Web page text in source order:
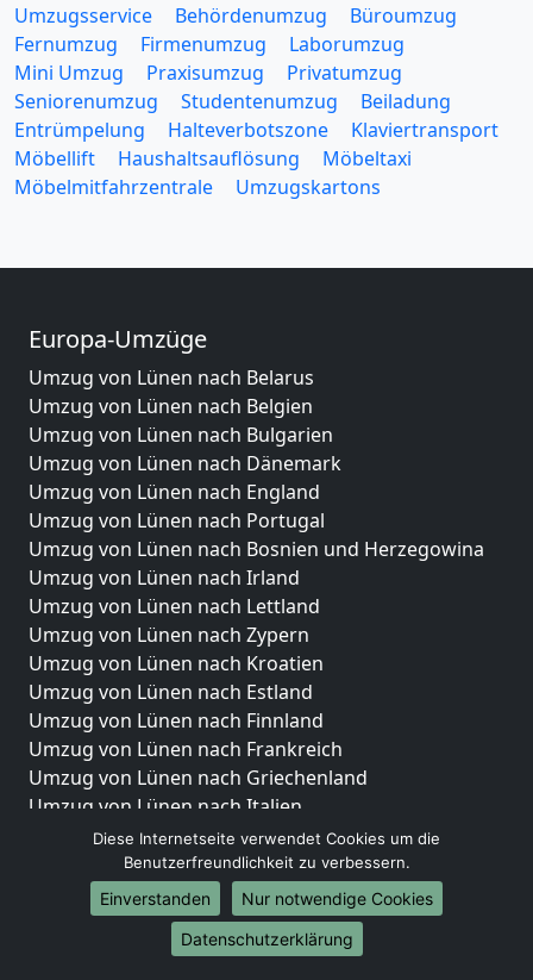
Umzugsservice Behördenumzug
Büroumzug
Fernumzug
Firmenumzug
Laborumzug
Mini Umzug
Praxisumzug
Privatumzug
Seniorenumzug
Studentenumzug
Beiladung
Entrümpelung
Halteverbotszone
Klaviertransport
Möbellift
Haushaltsauflösung
Möbeltaxi
Möbelmitfahrzentrale
Umzugskartons
Europa-Umzüge
Umzug von Lünen nach Belarus
Umzug von Lünen nach Belgien
Umzug von Lünen nach Bulgarien
Umzug von Lünen nach Dänemark
Umzug von Lünen nach England
Umzug von Lünen nach Portugal
Umzug von Lünen nach Bosnien und Herzegowina
Umzug von Lünen nach Irland
Umzug von Lünen nach Lettland
Umzug von Lünen nach Zypern
Umzug von Lünen nach Kroatien
Umzug von Lünen nach Estland
Umzug von Lünen nach Finnland
Umzug von Lünen nach Frankreich
Umzug von Lünen nach Griechenland
Umzug von Lünen nach Italien
Umzug von Lünen nach Liechtenstein
Umzug von Lünen nach Luxemburg
Umzug von Lünen nach Niederlande
Umzug von Lünen nach Norwegen
Umzüge-Deutschlandweit
Diese Internetseite verwendet Cookies um die
Benutzerfreundlichkeit zu verbessern.
Einverstanden
Nur notwendige Cookies
Datenschutzerklärung